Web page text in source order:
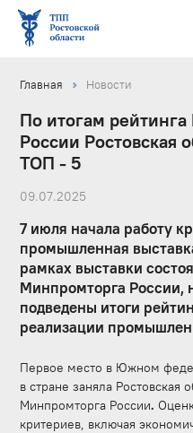
Главная Новости
По итогам
России Ростовская
ТОП - 5
09.07.2025
7 июля начала работу
промышленная
рамках выставки
Минпромторга России,
подведены итоги
реализации
Первое место в Южном
в стране заняла Ростовская
Минпромторга России.
критериев, включая